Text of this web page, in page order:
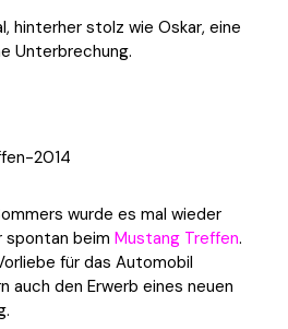
hinterher stolz wie Oskar, eine
Unterbrechung.
wurde es mal wieder
spontan beim Mustang Treffen.
für das Automobil
auch den Erwerb eines neuen